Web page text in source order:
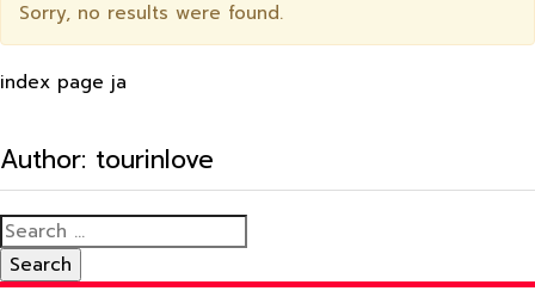
Sorry, no results were found.
index page ja
Author: tourinlove
Search
for: